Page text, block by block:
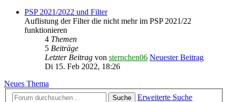
PSP 2021/2022 und Filter
Auflistung der Filter die nicht mehr im PSP 2021/22
funktionieren
4 Themen
5 Beiträge
Letzter Beitrag von sternchen06 Neuester Beitrag
Di 15. Feb 2022, 18:26
Neues Thema
Suche
Erweiterte Suche